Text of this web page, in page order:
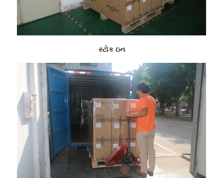
સ્ટોક ઇન